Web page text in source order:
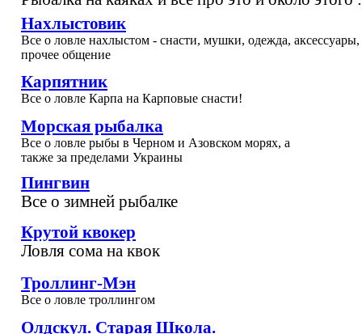
Нахлыстовик
Все о ловле нахлыстом - снасти, мушки, одежда,
прочее общение
Карпятник
Все о ловле Карпа на Карповые снасти!
Морская рыбалка
Все о ловле рыбы в Черном и Азовском морях, а
также за пределами Украины
Пингвин
Все о зимней рыбалке
Крутой квокер
Ловля сома на квок
Троллинг-Мэн
Все о ловле троллингом
Олдскул. Старая Школа.